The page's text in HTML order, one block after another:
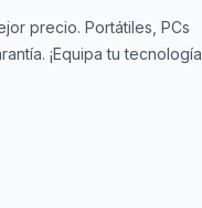
precio. Portátiles, PCs
¡Equipa tu tecnología